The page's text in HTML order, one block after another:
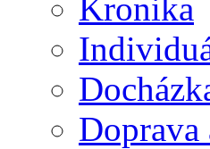
Kronika
Doprava